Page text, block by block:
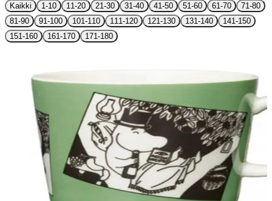
Kaikki 1-10 11-20 21-30 31-40 41-50 51-60 61-70
71-80
81-90
91-100 101-110 111-120 121-130 131-140
141-150
151-160
161-170 171-180